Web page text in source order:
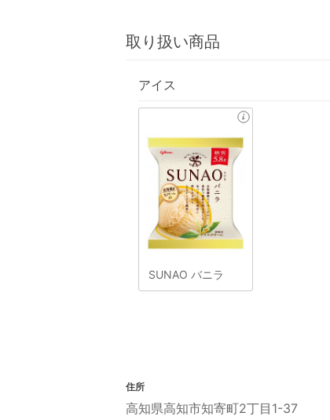
取り扱い商品
アイス
SUNAO バニラ
住所
高知県高知市知寄町2丁目1-37